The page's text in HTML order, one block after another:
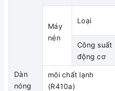
- Lắp đặt và bảo dưỡng
+ Môi chất lạnh được nạp
với model RNQ30-48M)
Nếu chiều dài đường ống
26M), 15m (RNQ30-48M) thì
Dàn
nóng
Máy
nén
Loại
Công suất
động cơ
môi chất lạnh
(R410a)